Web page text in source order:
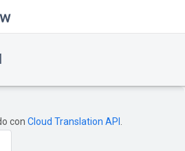
con Cloud Translation API